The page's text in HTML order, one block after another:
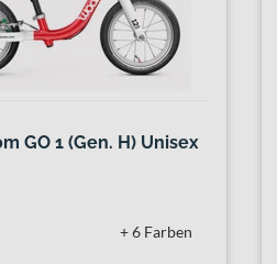
GO 1 (Gen. H) Unisex
+ 6 Farben